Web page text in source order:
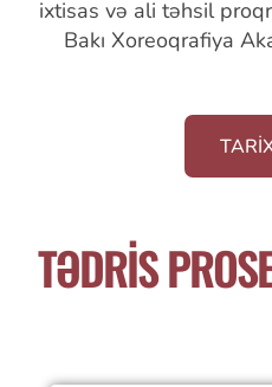
ixtisas və ali təhsil
Bakı Xoreoqrafiya
TƏDRİS